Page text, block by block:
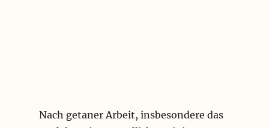
Nach getaner Arbeit, insbesondere das